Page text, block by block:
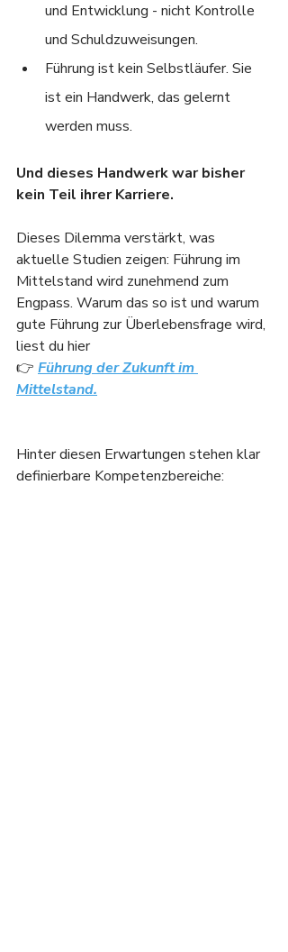
und Entwicklung - nicht Kontrolle
und Schuldzuweisungen.
Führung ist kein Selbstläufer. Sie
ist ein Handwerk, das gelernt
werden muss.
Und dieses Handwerk war bisher
kein Teil ihrer Karriere.
Dieses Dilemma verstärkt, was
aktuelle Studien zeigen: Führung im
Mittelstand wird zunehmend zum
Engpass. Warum das so ist und warum
gute Führung zur Überlebensfrage wird,
liest du hier
👉 Führung der Zukunft im
Mittelstand.
Hinter diesen Erwartungen stehen klar
definierbare Kompetenzbereiche: